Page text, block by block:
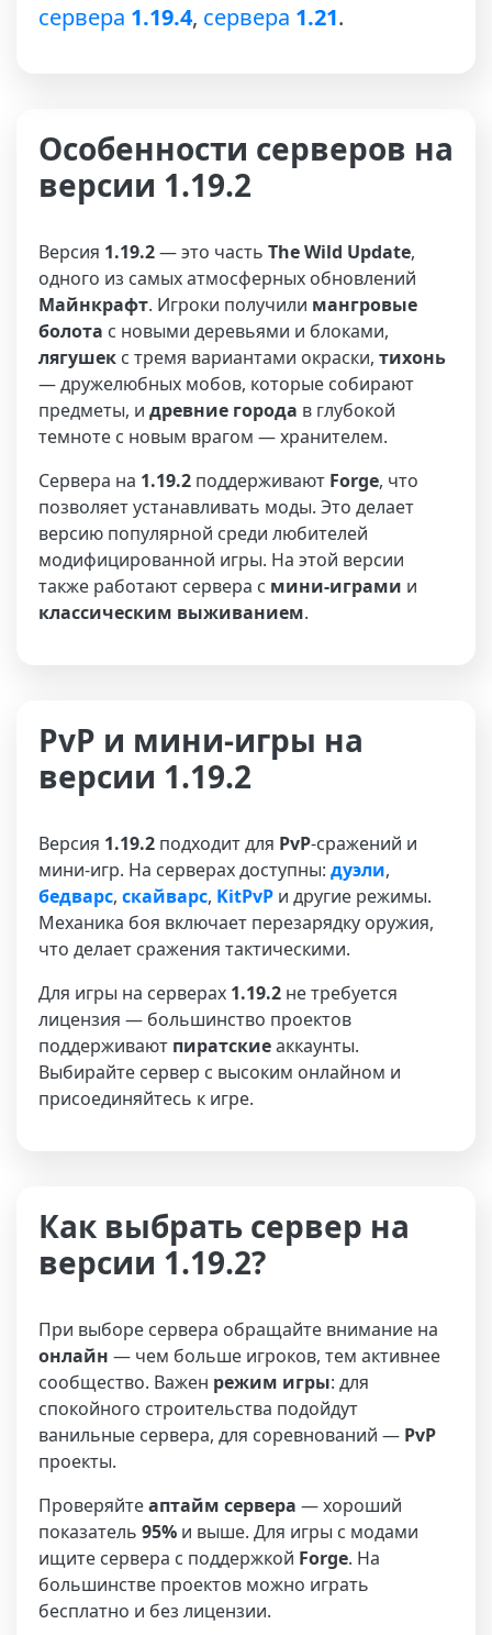
сервера 1.19.4, сервера 1.21.
Особенности серверов на
версии 1.19.2
Версия 1.19.2— это часть The Wild Update,
одного из самых атмосферных обновлений
Майнкрафт. Игроки получили мангровые
болота с новыми деревьями и блоками,
лягушек с тремя вариантами окраски, тихонь
— дружелюбных мобов, которые собирают
предметы, и древние города в глубокой
темноте с новым врагом — хранителем.
Сервера на 1.19.2 поддерживают Forge, что
позволяет устанавливать моды. Это делает
версию популярной среди любителей
модифицированной игры. На этой версии
также работают сервера с мини-играми и
классическим выживанием.
PvP и мини-игры на
версии 1.19.2
Версия 1.19.2 подходит для PvP-сражений и
мини-игр. На серверах доступны: дуэли,
бедварс, скайварс, KitPvP и другие режимы.
Механика боя включает перезарядку оружия,
что делает сражения тактическими.
Для игры на серверах 1.19.2 не требуется
лицензия — большинство проектов
поддерживают пиратскиеаккаунты.
Выбирайте сервер с высоким онлайном и
присоединяйтесь к игре.
Как выбрать сервер на
версии 1.19.2?
При выборе сервера обращайте внимание на
онлайн — чем больше игроков, тем активнее
сообщество. Важен режим игры: для
спокойного строительства подойдут
ванильные сервера, для соревнований — PvP
проекты.
Проверяйтеаптайм сервера — хороший
показатель 95% и выше. Для игры с модами
ищите сервера с поддержкой Forge. На
большинстве проектов можно играть
бесплатно и без лицензии.